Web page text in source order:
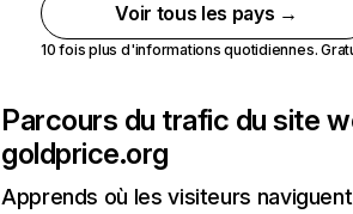
Voir tous les pays →
10 fois plus d'informations quotidiennes.
Parcours du trafic du site
goldprice.org
Apprends où les visiteurs naviguent